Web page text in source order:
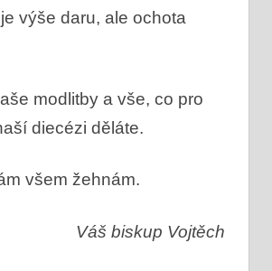
výše daru, ale ochota
modlitby a vše, co pro
diecézi děláte.
všem žehnám.
Váš biskup Vojtěch